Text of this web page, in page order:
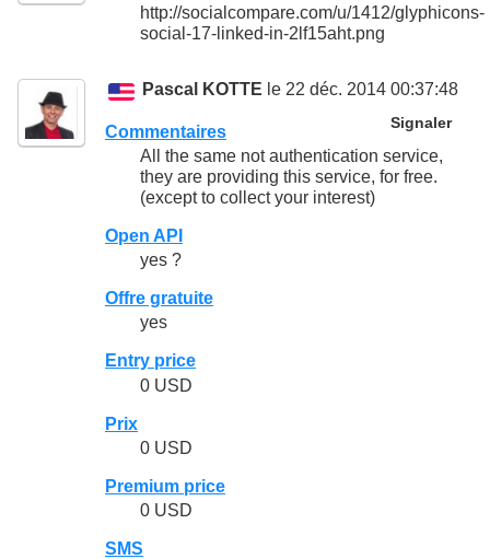
http://socialcompare.com/u/1412/glyphicons-
social-17-linked-in-2lf15aht.png
Pascal KOTTE le 22 déc. 2014 00:37:48
Signaler
Commentaires
All the same not authentication service,
they are providing this service, for free.
(except to collect your interest)
Open API
yes ?
Offre gratuite
yes
Entry price
0 USD
Prix
0 USD
Premium price
0 USD
SMS